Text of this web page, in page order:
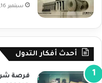
سبتمبر 16, 2025
أحدث أفكار التدول
فرصة